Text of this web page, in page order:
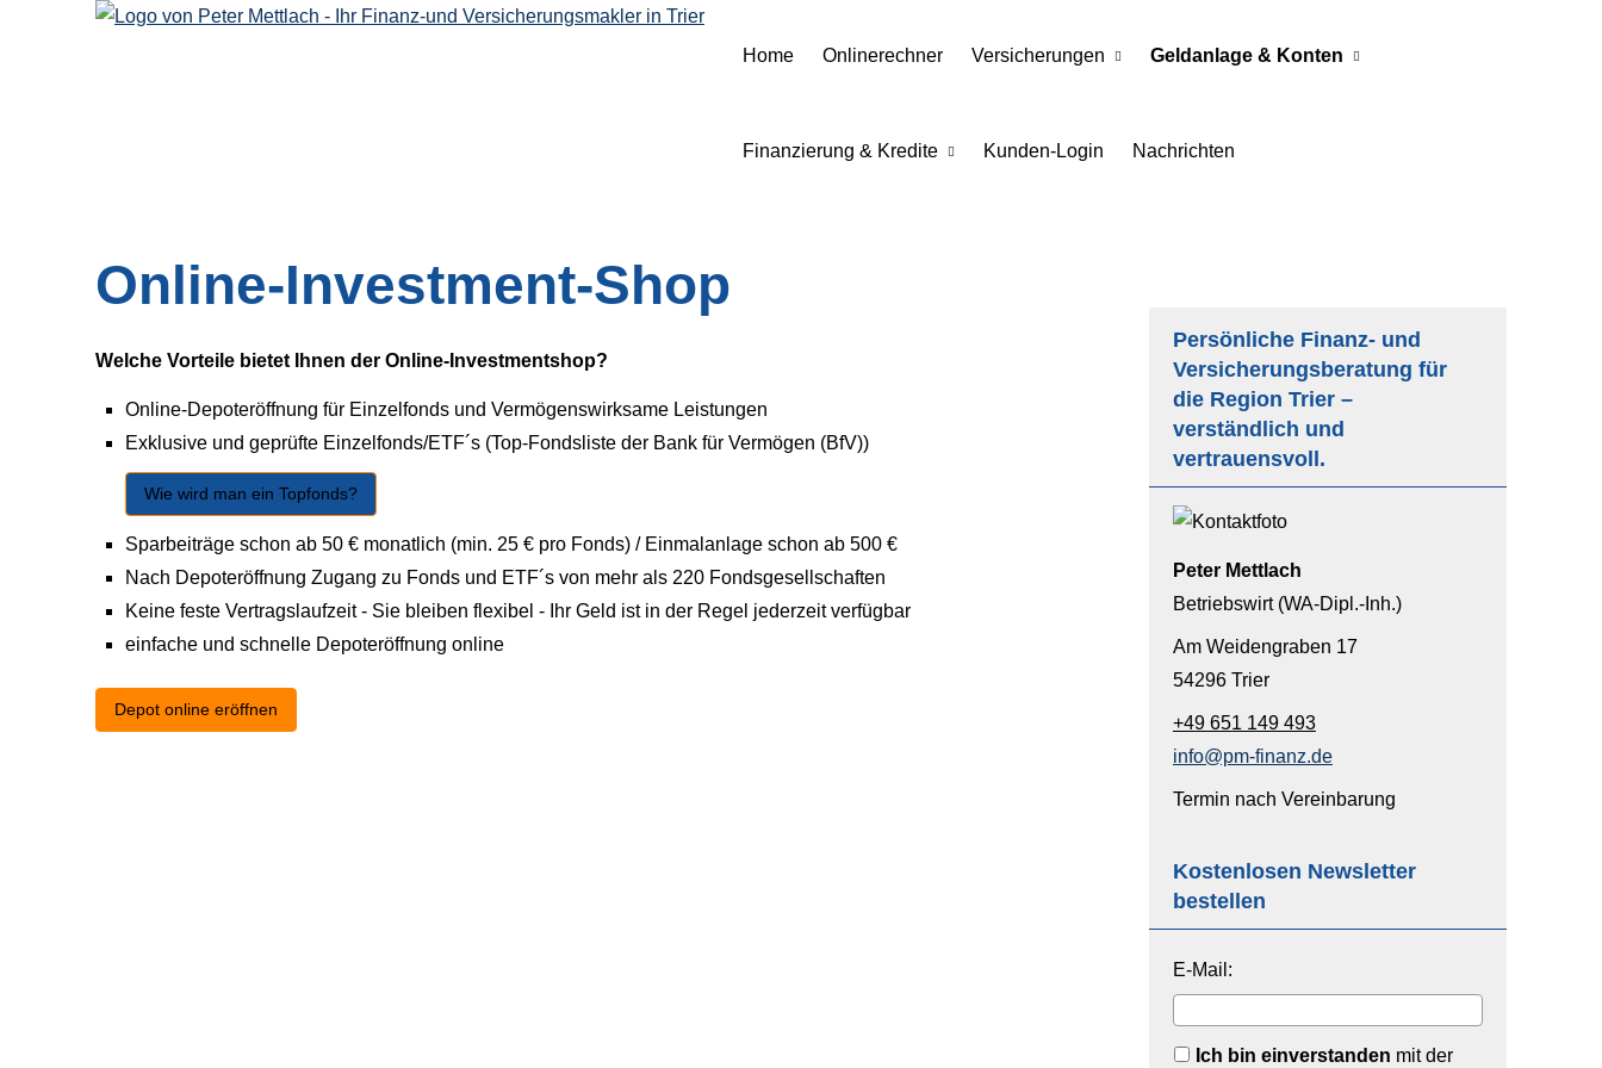
Home Onlinerechner Versicherungen Geldanlage & Konten
Finanzierung & Kredite Kunden-Login Nachrichten
Persönliche Finanz- und
Versicherungsberatung für
die Region Trier –
verständlich und
vertrauensvoll.
Peter Mettlach
Betriebswirt (WA-Dipl.-Inh.)
Am Weidengraben 17
54296 Trier
+49 651 149 493
info@pm-finanz.de
Termin nach Vereinbarung
Kostenlosen Newsletter
bestellen
E-Mail:
Ich bin einverstanden mit der
Online-Investment-Shop
Welche Vorteile bietet Ihnen der Online-Investmentshop?
Online-Depoteröffnung für Einzelfonds und Vermögenswirksame Leistungen
Exklusive und geprüfte Einzelfonds/ETF´s (Top-Fondsliste der Bank für Vermögen (BfV))
Wie wird man ein Topfonds?
Sparbeiträge schon ab 50 € monatlich (min. 25 € pro Fonds) / Einmalanlage schon ab 500 €
Nach Depoteröffnung Zugang zu Fonds und ETF´s von mehr als 220 Fondsgesellschaften
Keine feste Vertragslaufzeit - Sie bleiben flexibel - Ihr Geld ist in der Regel jederzeit verfügbar
einfache und schnelle Depoteröffnung online
Depot online eröffnen